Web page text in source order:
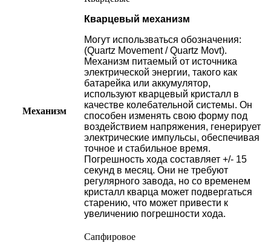
Механизм
Кварцевый механизм
Могут использваться обозначения:
(Quartz Movement / Quartz Movt).
Механизм питаемый от источника
электрической энергии, такого как
батарейка или аккумулятор,
используют кварцевый кристалл в
качестве колебательной системы. Он
способен изменять свою форму под
воздействием напряжения, генерирует
электрические импульсы, обеспечивая
точное и стабильное время.
Погрешность хода составляет +/- 15
секунд в месяц. Они не требуют
регулярного завода, но со временем
кристалл кварца может подвергаться
старению, что может привести к
увеличению погрешности хода.
Сапфировое